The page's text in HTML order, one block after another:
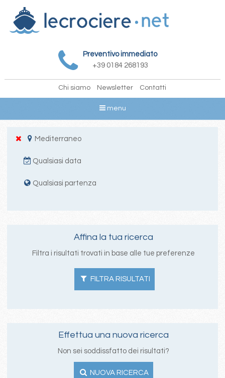
Preventivo immediato
+39 0184 268193
Chi siamo Newsletter Contatti
menu
Mediterraneo
Qualsiasi data
Qualsiasi partenza
Affina la tua ricerca
Filtra i risultati trovati in base alle tue preferenze
FILTRA RISULTATI
Effettua una nuova ricerca
Non sei soddissfatto dei risultati?
NUOVA RICERCA